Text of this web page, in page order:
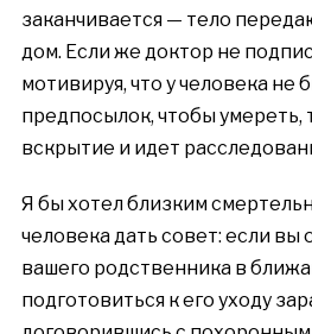
заканчивается — тело
дом. Если же доктор не
мотивируя, что у человека не
предпосылок, чтобы умереть,
вскрытие и идет
Я бы хотел близким
человека дать совет: если
вашего родственника в
подготовиться к его уходу